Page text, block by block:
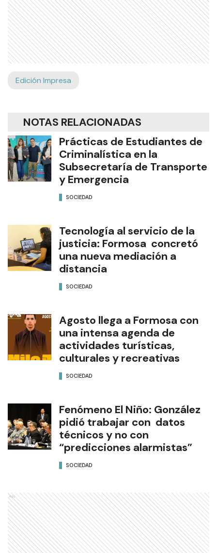
Edición Impresa
NOTAS RELACIONADAS
Prácticas de Estudiantes de
Criminalística en la
Subsecretaría de Transporte
y Emergencia
SOCIEDAD
Tecnología al servicio de la
justicia: Formosa concretó
una nueva mediación a
distancia
SOCIEDAD
Agosto llega a Formosa con
una intensa agenda de
actividades turísticas,
culturales y recreativas
SOCIEDAD
Fenómeno El Niño: González
pidió trabajar con datos
técnicos y no con
“predicciones alarmistas”
SOCIEDAD
Ads